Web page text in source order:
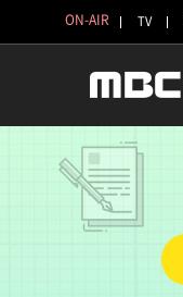
ON-AIR TV